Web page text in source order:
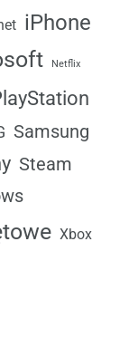
iPhone
Netflix
Samsung
Steam
Xbox